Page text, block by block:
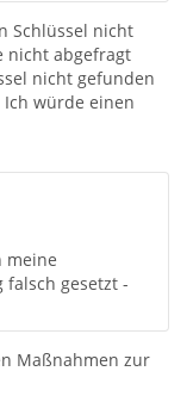
Schlüssel nicht
nicht abgefragt
nicht gefunden
würde einen
meine
gesetzt -
Maßnahmen zur